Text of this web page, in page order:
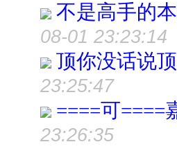
不是高手的
08-01 23:23:14
顶你没话说
23:25:47
====可====
23:26:35